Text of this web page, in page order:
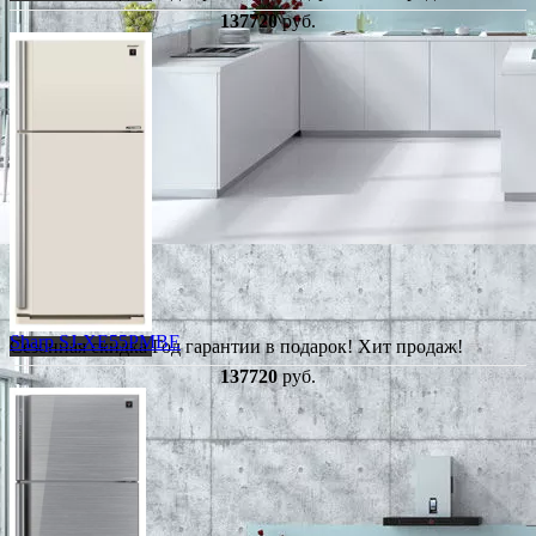
137720руб.
Сезонная скидкаГод гарантии в подарок!Хит продаж!
Sharp SJ-XE55PMBE
137720руб.